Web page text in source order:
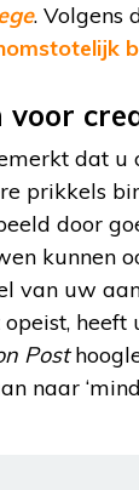
. Volgens
dat
prikkels
door
kunnen
van uw
Post
naar